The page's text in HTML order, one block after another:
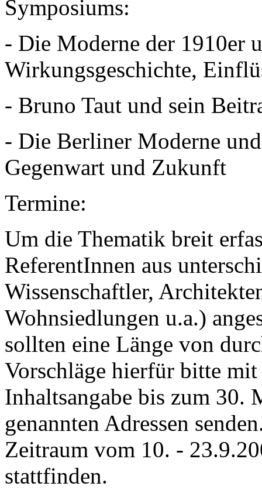
Symposiums:
- Die Moderne der 1910er
Wirkungsgeschichte,
- Bruno Taut und sein
- Die Berliner Moderne
Gegenwart und Zukunft
Termine:
Um die Thematik breit
ReferentInnen aus
Wissenschaftler,
Wohnsiedlungen u.a.)
sollten eine Länge von
Vorschläge hierfür bitte
Inhaltsangabe bis zum 30.
genannten Adressen
Zeitraum vom 10. -
stattfinden.